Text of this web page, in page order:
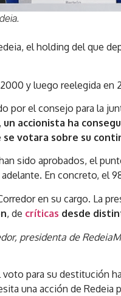
el holding del que
y luego reelegida en
por el consejo para la
un accionista ha
se votara sobre su
sido aprobados, el
En concreto, el
en su cargo. La
, de críticas desde
presidenta de Redeia
para su destitución
una acción de Redeia